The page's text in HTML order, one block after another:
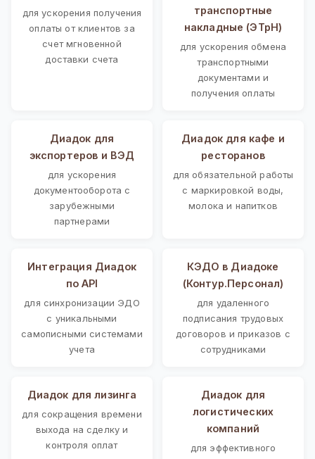
для ускорения получения
оплаты от клиентов за
счет мгновенной
доставки счета
транспортные
накладные (ЭТрН)
для ускорения обмена
транспортными
документами и
получения оплаты
Диадок для
экспортеров и ВЭД
для ускорения
документооборота с
зарубежными
партнерами
Диадок для кафе и
ресторанов
для обязательной работы
с маркировкой воды,
молока и напитков
Интеграция Диадок
по API
для синхронизации ЭДО
с уникальными
самописными системами
учета
КЭДО в Диадоке
(Контур.Персонал)
для удаленного
подписания трудовых
договоров и приказов с
сотрудниками
Диадок для лизинга
для сокращения времени
выхода на сделку и
контроля оплат
Диадок для
логистических
компаний
для эффективного